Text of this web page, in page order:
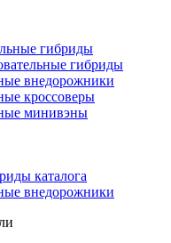
гибриды
гибриды
внедорожники
кроссоверы
минивэны
каталога
внедорожники